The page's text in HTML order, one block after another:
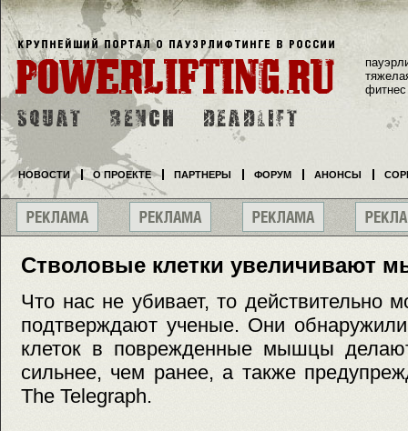
Стволовые клетки увеличивают
Что нас не убивает, то действительно
подтверждают ученые. Они
клеток в поврежденные мышцы
сильнее, чем ранее, а также
The Telegraph.
фитнес
НОВОСТИ О ПРОЕКТЕ ПАРТНЕРЫ ФОРУМ АНОНСЫ